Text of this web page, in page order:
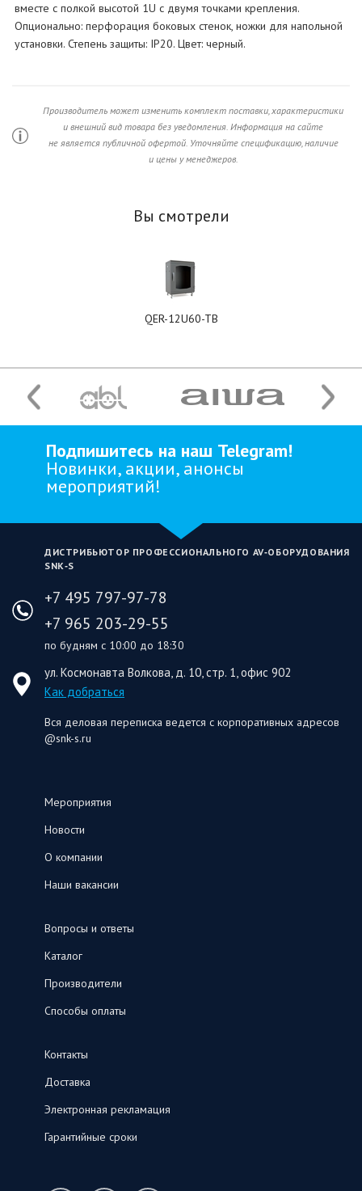
вместе с полкой высотой 1U с двумя точками крепления.
Опционально: перфорация боковых стенок, ножки для напольной
установки. Степень защиты: IP20. Цвет: черный.
Производитель может изменить комплект поставки, характеристики
и внешний вид товара без уведомления. Информация на сайте
не является публичной офертой. Уточняйте спецификацию, наличие
и цены у менеджеров.
Вы смотрели
QER-12U60-TB
Подпишитесь на наш Telegram!
Новинки, акции, анонсы
мероприятий!
ДИСТРИБЬЮТОР ПРОФЕССИОНАЛЬНОГО AV‑ОБОРУДОВАНИЯ
SNK‑S
+7 495 797-97-78
+7 965 203-29-55
по будням с 10:00 до 18:30
ул. Космонавта Волкова, д. 10, стр. 1, офис 902
Как добраться
Вся деловая переписка ведется с корпоративных адресов
@snk-s.ru
Мероприятия
Новости
О компании
Наши вакансии
Вопросы и ответы
Каталог
Производители
Способы оплаты
Контакты
Доставка
Электронная рекламация
Гарантийные сроки